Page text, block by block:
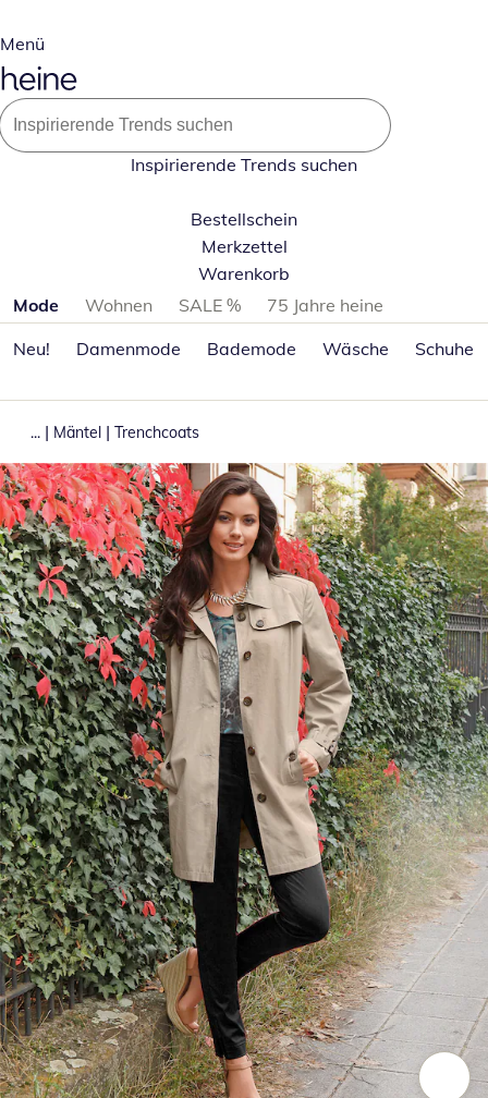
Menü
Inspirierende Trends suchen
Bestellschein
Merkzettel
Warenkorb
Produktkategorien überspringen
Mode Wohnen SALE %
75 Jahre heine
Neu!
Damenmode Bademode Wäsche Schuhe
... | Mäntel | Trenchcoats